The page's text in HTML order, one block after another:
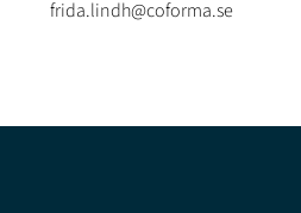
frida.lindh@coforma.se